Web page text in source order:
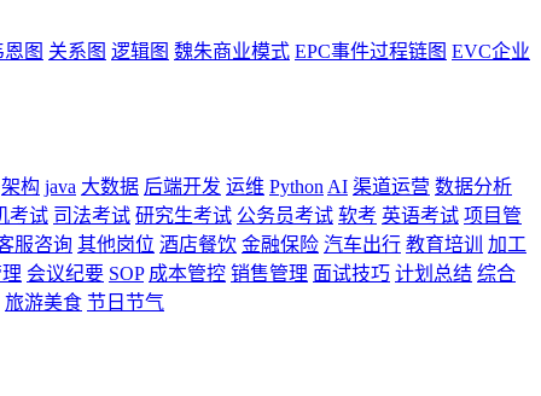
恩图 关系图 逻辑图 魏朱商业模式 EPC事件过程链图 EVC企业
架构 java 大数据 后端开发 运维 Python AI 渠道运营 数据分析
考试 司法考试 研究生考试 公务员考试 软考 英语考试 项目管
服咨询 其他岗位 酒店餐饮 金融保险 汽车出行 教育培训
加工
会议纪要 SOP 成本管控 销售管理 面试技巧 计划总结 综合
旅游美食 节日节气